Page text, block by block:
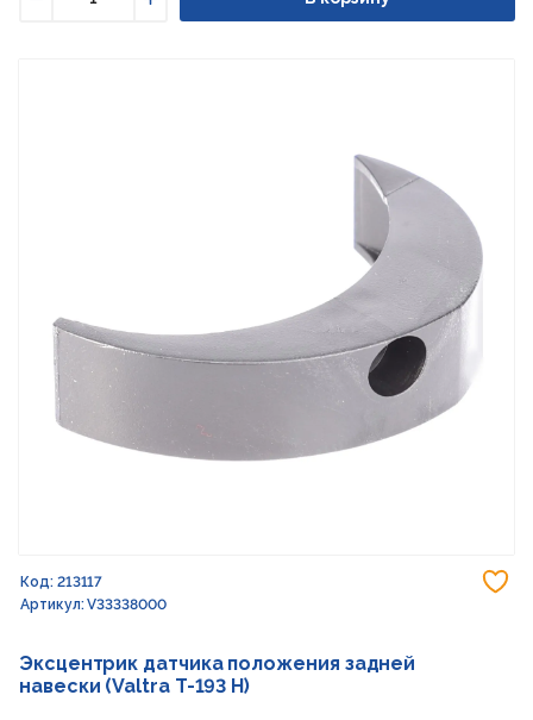
Увеличить
Код: 213117
Артикул: V33338000
Эксцентрик датчика положения задней
навески (Valtra T-193 H)